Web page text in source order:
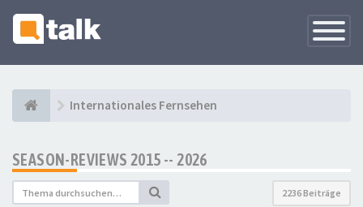
Internationales Fernsehen
SEASON-REVIEWS 2015 -- 2026
2236 Beiträge